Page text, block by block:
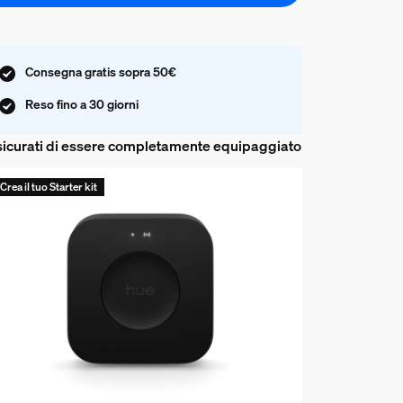
Consegna gratis sopra 50€
Reso fino a 30 giorni
di essere completamente equipaggiato
Crea il tuo Starter kit